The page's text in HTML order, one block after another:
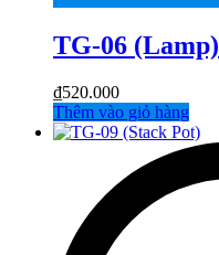
TG-06 (Lamp)
₫520.000
Thêm vào giỏ hàng